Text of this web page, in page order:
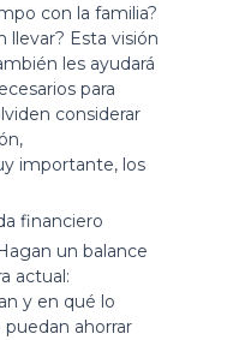
con la familia?
llevar? Esta visión
les ayudará
para
considerar
importante, los
financiero
un balance
actual:
y en qué lo
ahorrar